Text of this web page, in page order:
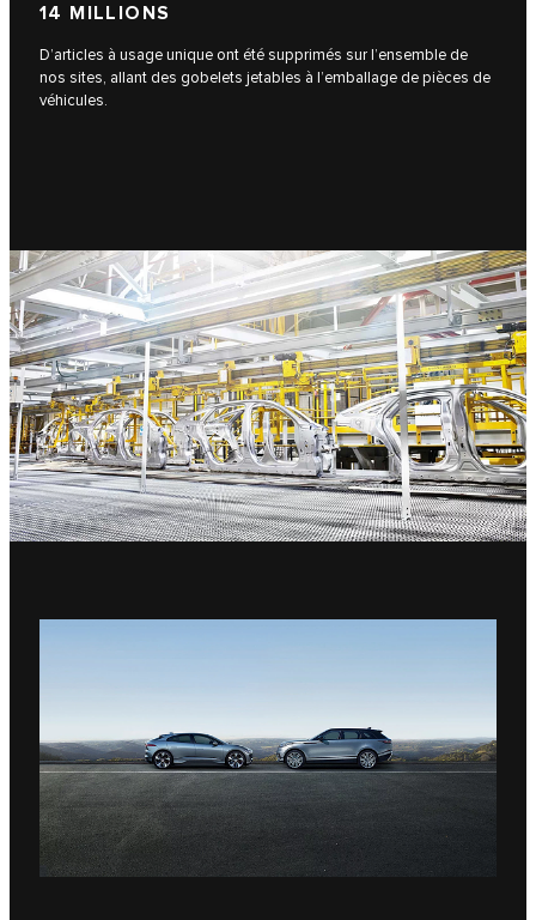
14 MILLIONS
D’articles à usage unique ont été supprimés sur l’ensemble de
nos sites, allant des gobelets jetables à l’emballage de pièces de
véhicules.